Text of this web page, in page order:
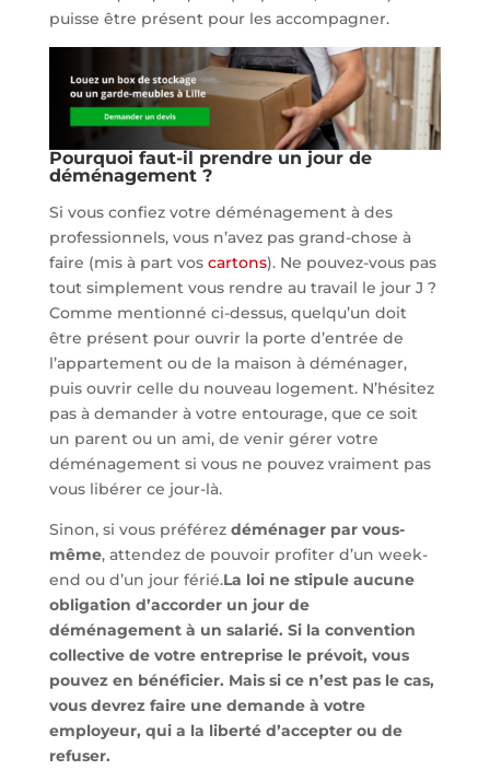
puisse être présent pour les accompagner.
Pourquoi faut-il prendre un jour de
déménagement ?
Si vous confiez votre déménagement à des
professionnels, vous n’avez pas grand-chose à
faire (mis à part vos cartons). Ne pouvez-vous pas
tout simplement vous rendre au travail le jour J ?
Comme mentionné ci-dessus, quelqu’un doit
être présent pour ouvrir la porte d’entrée de
l’appartement ou de la maison à déménager,
puis ouvrir celle du nouveau logement. N’hésitez
pas à demander à votre entourage, que ce soit
un parent ou un ami, de venir gérer votre
déménagement si vous ne pouvez vraiment pas
vous libérer ce jour-là.
Sinon, si vous préférez déménager par vous-
même, attendez de pouvoir profiter d’un week-
end ou d’un jour férié.La loi ne stipule aucune
obligation d’accorder un jour de
déménagement à un salarié. Si la convention
collective de votre entreprise le prévoit, vous
pouvez en bénéficier. Mais si ce n’est pas le cas,
vous devrez faire une demande à votre
employeur, qui a la liberté d’accepter ou de
refuser.